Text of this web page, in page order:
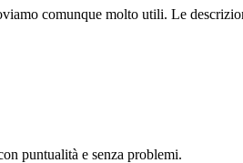
comunque molto utili. Le
puntualità e senza problemi.